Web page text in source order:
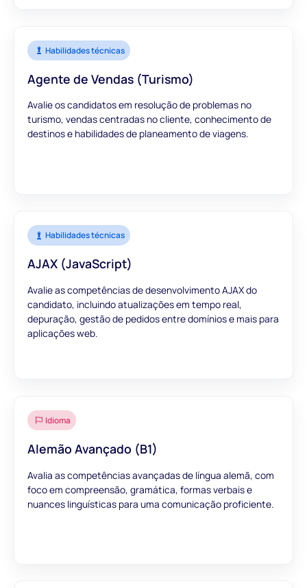
Habilidades técnicas
Agente de Vendas (Turismo)
Avalie os candidatos em resolução de problemas no
turismo, vendas centradas no cliente, conhecimento de
destinos e habilidades de planeamento de viagens.
Habilidades técnicas
AJAX (JavaScript)
Avalie as competências de desenvolvimento AJAX do
candidato, incluindo atualizações em tempo real,
depuração, gestão de pedidos entre domínios e mais para
aplicações web.
Idioma
Alemão Avançado (B1)
Avalia as competências avançadas de língua alemã, com
foco em compreensão, gramática, formas verbais e
nuances linguísticas para uma comunicação proficiente.